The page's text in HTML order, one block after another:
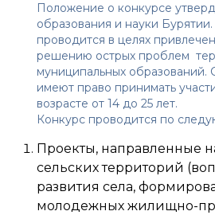
Положение о конкурсе
образования и науки
проводится в целях
решению острых проблем
муниципальных
имеют право принимать
возрасте от 14 до 25 лет.
Конкурс проводится по
Проекты, направленные
сельских территорий
развития села,
молодежных жилищно-